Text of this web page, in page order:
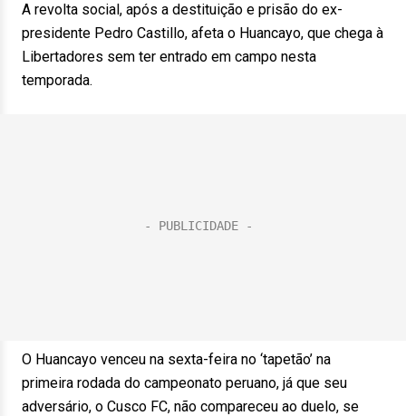
A revolta social, após a destituição e prisão do ex-
presidente Pedro Castillo, afeta o Huancayo, que chega à
Libertadores sem ter entrado em campo nesta
temporada.
O Huancayo venceu na sexta-feira no ‘tapetão’ na
primeira rodada do campeonato peruano, já que seu
adversário, o Cusco FC, não compareceu ao duelo, se